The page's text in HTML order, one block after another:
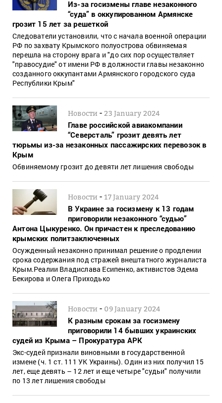
Из-за госизмены главе незаконного
“суда” в оккупированном Армянске
грозит 15 лет за решеткой
Следователи установили, что с начала военной операции
РФ по захвату Крымского полуострова обвиняемая
перешла на сторону врага и "до сих пор осуществляет
"правосудие" от имени РФ в должности главы незаконно
созданного оккупантами Армянского городского суда
Республики Крым"
Новости -23 January 2024
Главе российской авиакомпании
“Северсталь” грозит девять лет
тюрьмы из-за незаконных пассажирских перевозок в
Крым
Обвиняемому грозит до девяти лет лишения свободы
Новости -17 January 2024
В Украине за госизмену к 13 годам
приговорили незаконного “судью”
Антона Цыкуренко. Он причастен к преследованию
крымских политзаключенных
Осужденный незаконно принимал решение о продлении
срока содержания под стражей внештатного журналиста
Крым.Реалии Владислава Есипенко, активистов Эдема
Бекирова и Олега Приходько
Новости - 09 January 2024
К разным срокам за госизмену
приговорили 14 бывших украинских
судей из Крыма – Прокуратура АРК
Экс-судей признали виновными в государственной
измене (ч. 1 ст. 111 УК Украины). Один из них получил 15
лет, еще девять – 12 лет и еще четыре "судьи" получили
по 13 лет лишения свободы